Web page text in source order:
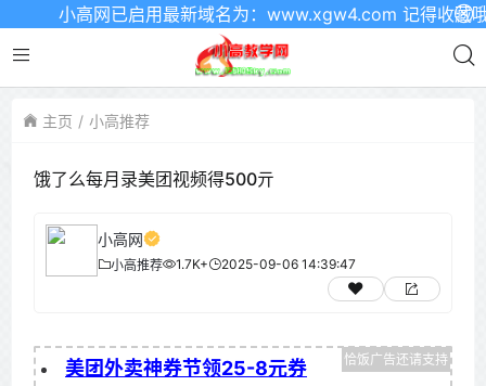
小高网已启用最新域名为：www.xgw4.com 记得收藏哦
主页 小高推荐
饿了么每月录美团视频得500亓
小高网
小高推荐 1.7K+ 2025-09-06 14:39:47
美团外卖神券节领25-8元券